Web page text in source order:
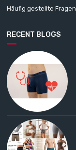
Häufig gestellte Fragen
RECENT BLOGS